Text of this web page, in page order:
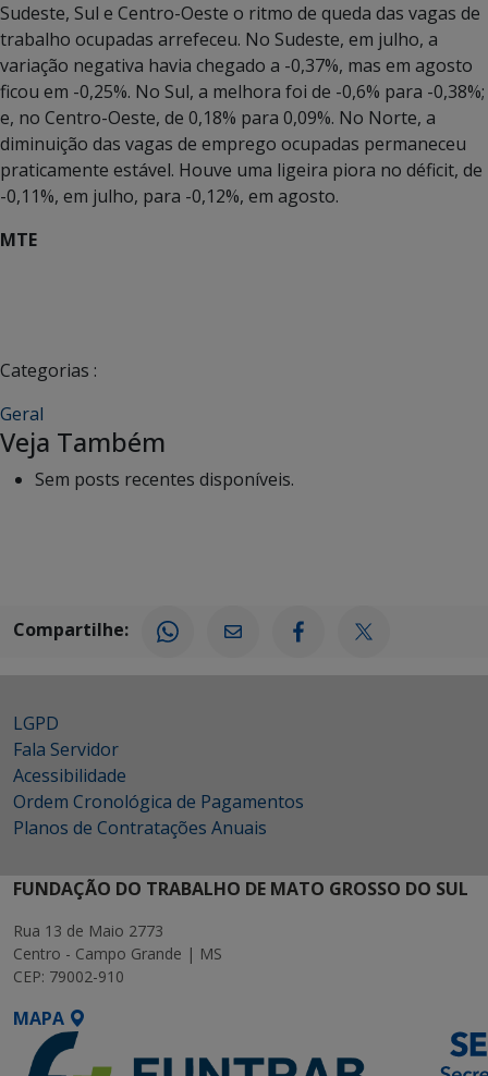
Sudeste, Sul e Centro-Oeste o ritmo de queda das vagas de
trabalho ocupadas arrefeceu. No Sudeste, em julho, a
variação negativa havia chegado a -0,37%, mas em agosto
ficou em -0,25%. No Sul, a melhora foi de -0,6% para -0,38%;
e, no Centro-Oeste, de 0,18% para 0,09%. No Norte, a
diminuição das vagas de emprego ocupadas permaneceu
praticamente estável. Houve uma ligeira piora no déficit, de
-0,11%, em julho, para -0,12%, em agosto.
MTE
Categorias :
Geral
Veja Também
Sem posts recentes disponíveis.
Compartilhe:
LGPD
Fala Servidor
Acessibilidade
Ordem Cronológica de Pagamentos
Planos de Contratações Anuais
FUNDAÇÃO DO TRABALHO DE MATO GROSSO DO SUL
Rua 13 de Maio 2773
Centro - Campo Grande | MS
CEP: 79002-910
MAPA